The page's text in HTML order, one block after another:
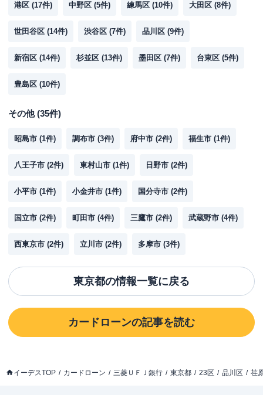
港区 (17件) 中野区 (5件) 練馬区 (10件) 大田区 (8件)
世田谷区 (14件) 渋谷区 (7件) 品川区 (9件)
新宿区 (14件) 杉並区 (13件) 墨田区 (7件) 台東区 (5件)
豊島区 (10件)
その他(35件)
昭島市 (1件) 調布市 (3件) 府中市 (2件) 福生市 (1件)
八王子市 (2件) 東村山市 (1件) 日野市 (2件)
小平市 (1件) 小金井市 (1件) 国分寺市 (2件)
国立市 (2件) 町田市 (4件) 三鷹市 (2件) 武蔵野市 (4件)
西東京市 (2件) 立川市 (2件) 多摩市 (3件)
東京都の情報一覧に戻る
カードローンの記事を読む
イーデスTOP カードローン 三菱ＵＦＪ銀行 東京都 23区 品川区 荏